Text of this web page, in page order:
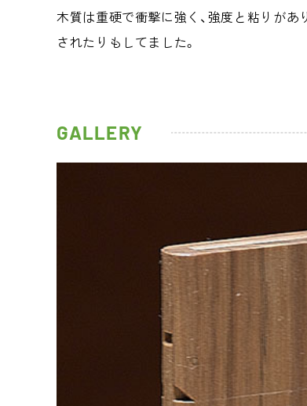
木質は重硬で衝撃に強く、強度と粘りがあ
されたりもしてました。
GALLERY